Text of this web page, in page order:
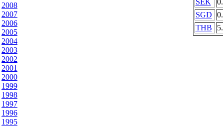
2008
2007
2006
2005
2004
2003
2002
2001
2000
1999
1998
1997
1996
1995
SEK
SGD
THB